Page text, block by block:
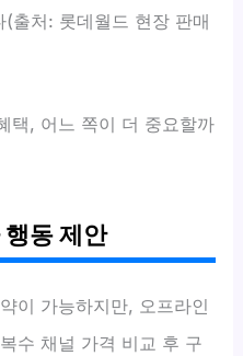
출처: 롯데월드 현장 판매
택, 어느 쪽이 더 중요할까
동 제안
이 가능하지만, 오프라인
수 채널 가격 비교 후 구